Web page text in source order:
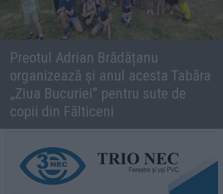
Preotul Adrian Brădățanu
organizează și anul acesta Tabăra
„Ziua Bucuriei” pentru sute de
copii din Fălticeni